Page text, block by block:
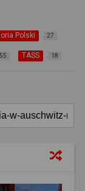
Polski 27
55 TASS 18